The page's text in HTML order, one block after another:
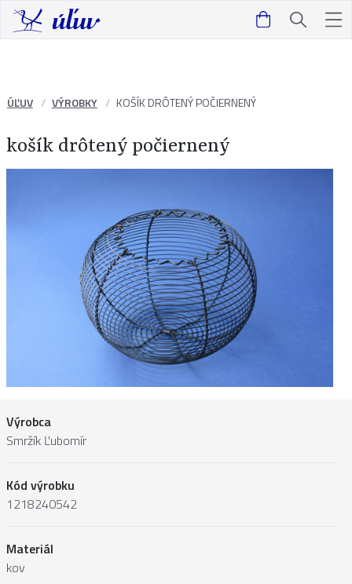
ÚĽUV VÝROBKY KOŠÍK DRÔTENÝ POČIERNENÝ
košík drôtený počiernený
Výrobca
Smržík Ľubomír
Kód výrobku
1218240542
Materiál
kov